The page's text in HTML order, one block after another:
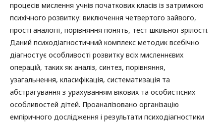
процесів мислення учнів початкових класів із затримкою
психічного розвитку: виключення четвертого зайвого,
прості аналогії, порівняння понять, тест шкільної зрілості.
Даний психодіагностичний комплекс методик всебічно
діагностує особливості розвитку всіх мисленнєвих
операцій, таких як аналіз, синтез, порівняння,
узагальнення, класифікація, систематизація та
абстрагування з урахуванням вікових та особистісних
особливостей дітей. Проаналізовано організацію
емпіричного дослідження і результати психодіагностики